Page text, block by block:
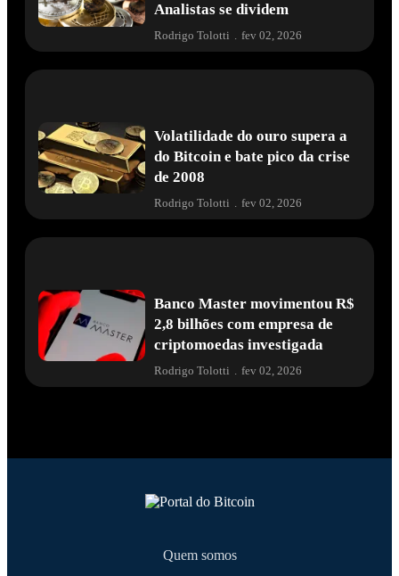
Analistas se dividem
Rodrigo Tolotti . fev 02, 2026
Volatilidade do ouro supera a
do Bitcoin e bate pico da crise
de 2008
Rodrigo Tolotti . fev 02, 2026
Banco Master movimentou R$
2,8 bilhões com empresa de
criptomoedas investigada
Rodrigo Tolotti fev 02, 2026
Quem somos